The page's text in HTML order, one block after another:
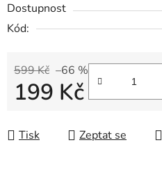
Dostupnost
Kód:
599 Kč –66 %
199 Kč
Tisk Zeptat se